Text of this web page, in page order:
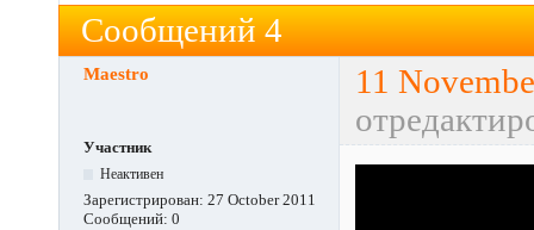
Сообщений 4
Maestro
11
Участник
Неактивен
Зарегистрирован: 27 October 2011
Сообщений: 0